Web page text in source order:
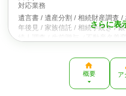
概要 ア
さらに表
対応業務
遺言書 / 遺産分割 / 相続財産調査
年後見 / 家族信託 / 相続手続き /
続人調査 / 生前贈与（不動産名義変
訪問可 / 土日相談可 / 初回相談無
司法書士、行政書士